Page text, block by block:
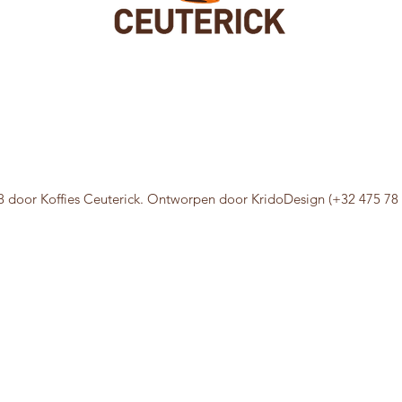
door Koffies Ceuterick. Ontworpen door KridoDesign (+32 475 78